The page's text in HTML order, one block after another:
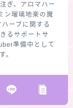
ぎ、アロマハー
ン瑠璃地楽の魔
ーブに関する
るサポートサ
準備中として
。